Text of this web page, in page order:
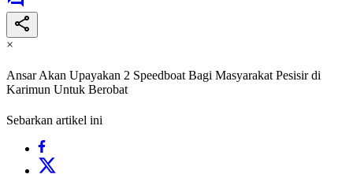
×
Ansar Akan Upayakan 2 Speedboat Bagi Masyarakat Pesisir di
Karimun Untuk Berobat
Sebarkan artikel ini